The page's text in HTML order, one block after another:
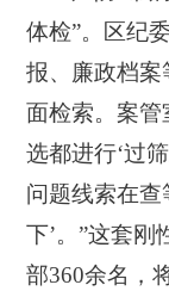
体检”。区纪
报、廉政档
面检索。案管
选都进行‘过
问题线索在查
下’。”这套
部360余名，